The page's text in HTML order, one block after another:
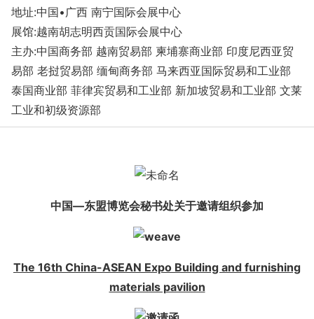
地址:中国•广西 南宁国际会展中心
展馆:越南胡志明西贡国际会展中心
主办:中国商务部 越南贸易部 柬埔寨商业部 印度尼西亚贸
易部 老挝贸易部 缅甸商务部 马来西亚国际贸易和工业部
泰国商业部 菲律宾贸易和工业部 新加坡贸易和工业部 文莱
工业和初级资源部
中国—东盟博览会秘书处关于邀请组织参加
The 16th China-ASEAN Expo Building and furnishing
materials pavilion